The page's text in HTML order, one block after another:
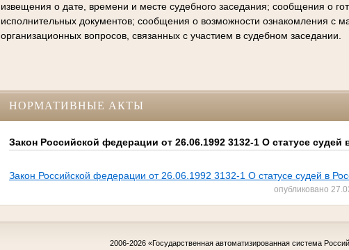
извещения о дате, времени и месте судебного заседания; сообщения о
исполнительных документов; сообщения о возможности ознакомления с
организационных вопросов, связанных с участием в судебном заседании.
НОРМАТИВНЫЕ АКТЫ
Закон Российской федерации от 26.06.1992 3132-1 О статусе
Закон Российской федерации от 26.06.1992 3132-1 О статусе судей в
опубликовано
2006-2026 «Государственная автоматизированная система